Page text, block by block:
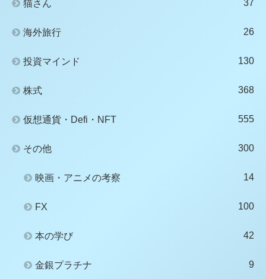
猫さん 37
海外旅行 26
投資マインド 130
株式 368
仮想通貨・Defi・NFT 555
その他 300
映画・アニメの考察 14
FX 100
本の学び 42
金銀プラチナ 9